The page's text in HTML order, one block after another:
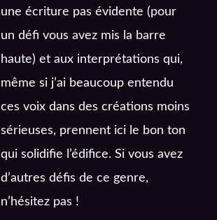
une écriture pas évidente (pour
un défi vous avez mis la barre
haute) et aux interprétations qui,
même si j’ai beaucoup entendu
ces voix dans des créations moins
sérieuses, prennent ici le bon ton
qui solidifie l’édifice. Si vous avez
d’autres défis de ce genre,
n’hésitez pas !